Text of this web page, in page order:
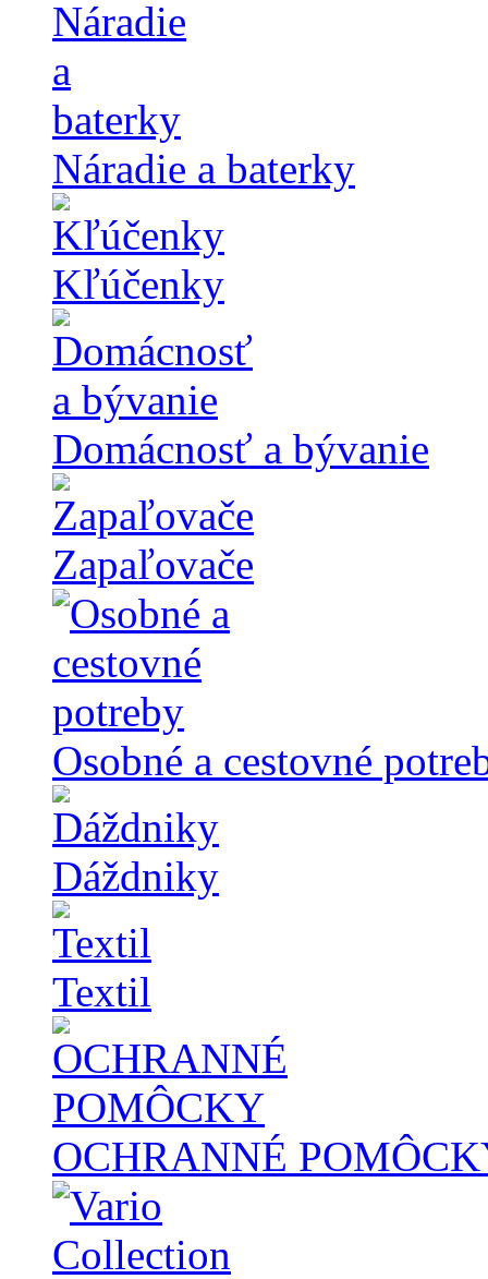
Náradie a baterky
Kľúčenky
Domácnosť a bývanie
Zapaľovače
Osobné a cestovné
Dáždniky
Textil
OCHRANNÉ